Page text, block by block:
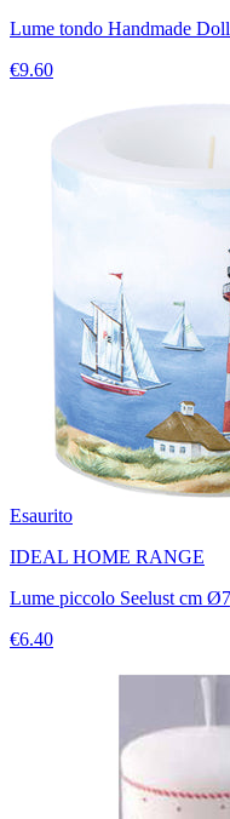
Lume tondo Handmade
€9.60
Esaurito
IDEAL HOME RANGE
Lume piccolo Seelust cm
€6.40